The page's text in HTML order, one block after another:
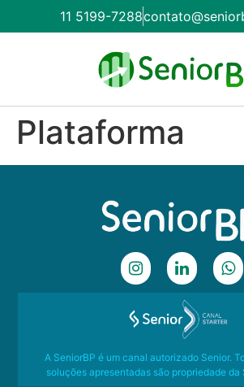
11 5199-7288
Plataforma
A SeniorBP é um canal autorizado Senior.
soluções apresentadas são propriedade da